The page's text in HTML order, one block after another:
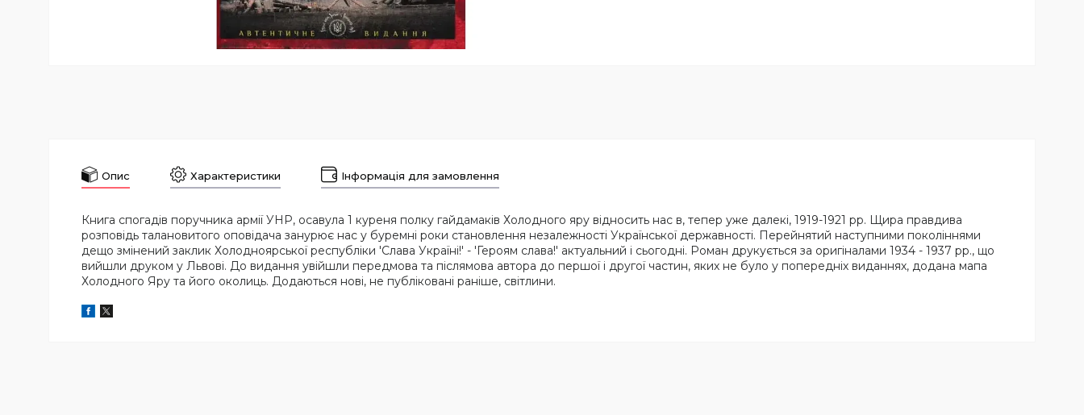
Опис Характеристики Інформація для замовлення
Книга спогадів поручника армії УНР, осавула 1 куреня полку гайдамаків Холодного яру відносить нас в, тепер уже далекі, 1919-1921 рр. Щира правдива
розповідь талановитого оповідача занурює нас у буремні роки становлення незалежності Української державності. Перейнятий наступними поколіннями
дещо змінений заклик Холодноярської республіки 'Слава Україні!' - 'Героям слава!' актуальний і сьогодні. Роман друкується за оригіналами 1934 - 1937 рр., що
вийшли друком у Львові. До видання увійшли передмова та післямова автора до першої і другої частин, яких не було у попередніх виданнях, додана мапа
Холодного Яру та його околиць. Додаються нові, не публіковані раніше, світлини.